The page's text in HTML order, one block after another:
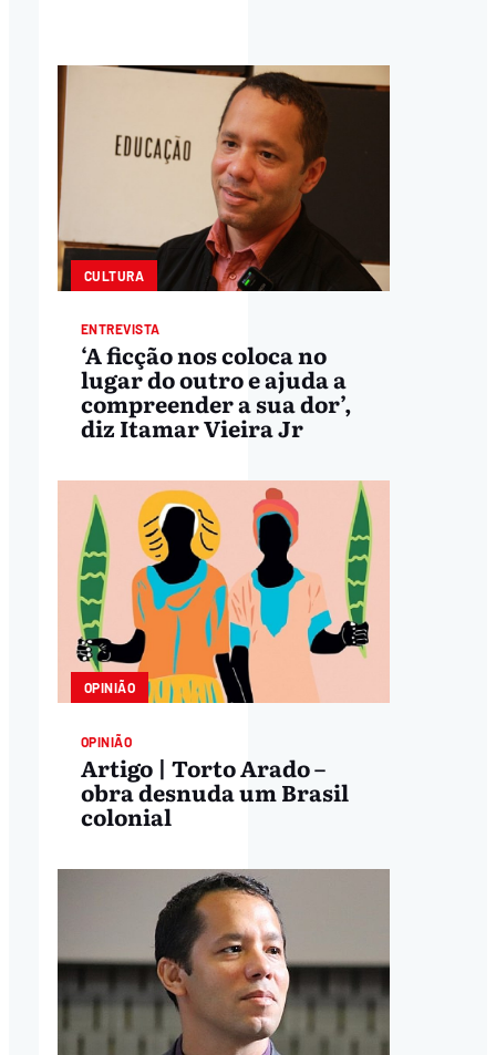
CULTURA
ENTREVISTA
‘A ficção nos coloca no
lugar do outro e ajuda a
compreender a sua dor’,
diz Itamar Vieira Jr
OPINIÃO
OPINIÃO
Artigo | Torto Arado –
obra desnuda um Brasil
colonial